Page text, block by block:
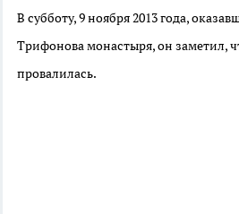
В субботу, 9 ноября 2013 года,
Трифонова монастыря, он заметил,
провалилась.